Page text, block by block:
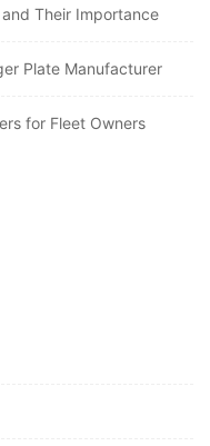
Their Importance
Plate Manufacturer
for Fleet Owners